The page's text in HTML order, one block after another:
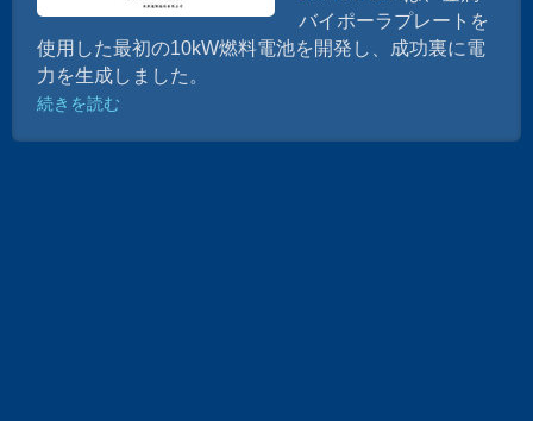
バイポーラプレートを
使用した最初の10kW燃料電池を開発し、成功裏に電
力を生成しました。
続きを読む